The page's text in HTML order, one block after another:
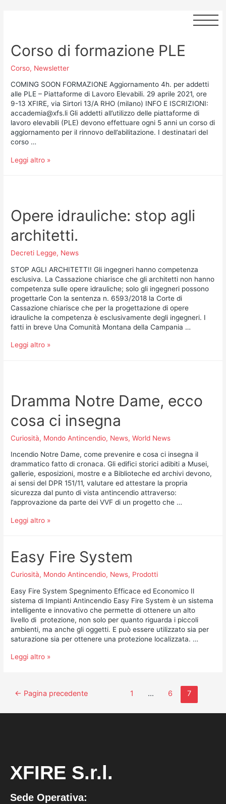
Corso di formazione PLE
Corso, Newsletter
COMING SOON FORMAZIONE Aggiornamento 4h. per addetti
alle PLE – Piattaforme di Lavoro Elevabili. 29 aprile 2021, ore
9-13 XFIRE, via Sirtori 13/A RHO (milano) INFO E ISCRIZIONI:
accademia@xfs.li Gli addetti all’utilizzo delle piattaforme di
lavoro elevabili (PLE) devono effettuare ogni 5 anni un corso di
aggiornamento per il rinnovo dell’abilitazione. I destinatari del
corso …
Leggi altro »
Opere idrauliche: stop agli
architetti.
Decreti Legge, News
STOP AGLI ARCHITETTI! Gli ingegneri hanno competenza
esclusiva. La Cassazione chiarisce che gli architetti non hanno
competenza sulle opere idrauliche; solo gli ingegneri possono
progettarle Con la sentenza n. 6593/2018 la Corte di
Cassazione chiarisce che per la progettazione di opere
idrauliche la competenza è esclusivamente degli ingegneri. I
fatti in breve Una Comunità Montana della Campania …
Leggi altro »
Dramma Notre Dame, ecco
cosa ci insegna
Curiosità, Mondo Antincendio, News,World News
Incendio Notre Dame, come prevenire e cosa ci insegna il
drammatico fatto di cronaca. Gli edifici storici adibiti a Musei,
gallerie, esposizioni, mostre e a Biblioteche ed archivi devono,
ai sensi del DPR 151/11, valutare ed attestare la propria
sicurezza dal punto di vista antincendio attraverso:
l’approvazione da parte dei VVF di un progetto che …
Leggi altro »
Easy Fire System
Curiosità, Mondo Antincendio, News, Prodotti
Easy Fire System Spegnimento Efficace ed Economico Il
sistema di Impianti Antincendio Easy Fire System è un sistema
intelligente e innovativo che permette di ottenere un alto
livello di protezione, non solo per quanto riguarda i piccoli
ambienti, ma anche gli oggetti. E può essere utilizzato sia per
saturazione sia per ottenere una protezione localizzata. …
Leggi altro »
← Pagina precedente 1 … 6 7
XFIRE S.r.l.
Sede Operativa: